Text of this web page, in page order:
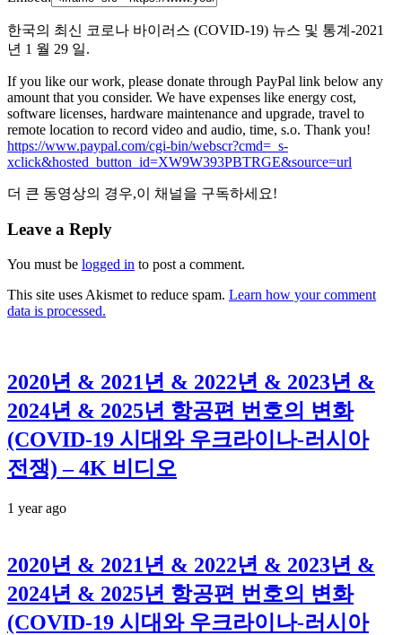
한국의 최신 코로나 바이러스 (COVID-19) 뉴스 및 통계-2021
년 1 월 29 일.
If you like our work, please donate through PayPal link below any
amount that you consider. We have expenses like energy cost,
software licenses, hardware maintenance and upgrade, travel to
remote location to record video and audio, time, s.o. Thank you!
https://www.paypal.com/cgi-bin/webscr?cmd=_s-
xclick&hosted_button_id=XW9W393PBTRGE&source=url
더 큰 동영상의 경우,이 채널을 구독하세요!
Leave a Reply
You must be logged in to post a comment.
This site uses Akismet to reduce spam. Learn how your comment
data is processed.
2020년 & 2021년 & 2022년 & 2023년 &
2024년 & 2025년 항공편 번호의 변화
(COVID-19 시대와 우크라이나-러시아
전쟁) – 4K 비디오
1 year ago
2020년 & 2021년 & 2022년 & 2023년 &
2024년 & 2025년 항공편 번호의 변화
(COVID-19 시대와 우크라이나-러시아